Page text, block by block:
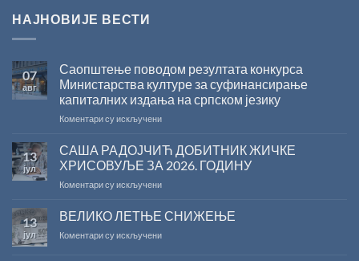
НАЈНОВИЈЕ ВЕСТИ
07
авг
Саопштење поводом резултата конкурса
Министарства културе за суфинансирање
капиталних издања на српском језику
Коментари су искљученина
поводом
резултата
конкурса
Министарства
за
капиталних
13
јул
САША РАДОЈЧИЋ ДОБИТНИК ЖИЧКЕ
ХРИСОВУЉЕ ЗА 2026. ГОДИНУ
Коментари су искљученина
РАДОЈЧИЋ
ДОБИТНИК
ЖИЧКЕ
13
јул
ВЕЛИКО ЛЕТЊЕ СНИЖЕЊЕ
Коментари су искљученина